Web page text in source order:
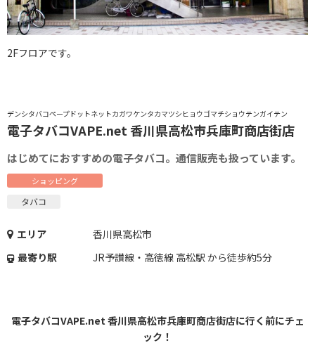
デンシタバコペープドットネットカガワケンタカマツシヒョウゴマチショウテンガイテン
電子タバコVAPE.net 香川県高松市兵庫町商店街店
はじめてにおすすめの電子タバコ。通信販売も扱っています。
ショッピング
タバコ
エリア
香川県高松市
最寄り駅
JR予讃線・高徳線 高松駅 から徒歩約5分
電子タバコVAPE.net 香川県高松市兵庫町商店街店に行く前にチェ
ック！
2Fフロアです。